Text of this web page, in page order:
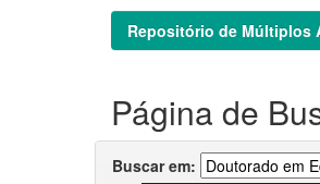
Repositório de Múltiplos
Página de
Buscar em: